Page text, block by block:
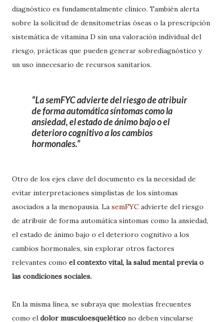
diagnóstico es fundamentalmente clínico. También alerta
sobre la solicitud de densitometrías óseas o la prescripción
sistemática de vitamina D sin una valoración individual del
riesgo, prácticas que pueden generar sobrediagnóstico y
un uso innecesario de recursos sanitarios.
La semFYC advierte del riesgo de atribuir
de forma automática síntomas como la
ansiedad, el estado de ánimo bajo o el
deterioro cognitivo a los cambios
hormonales.
Otro de los ejes clave del documento es la necesidad de
evitar interpretaciones simplistas de los síntomas
asociados a la menopausia. La semFYC advierte del riesgo
de atribuir de forma automática síntomas como la ansiedad,
el estado de ánimo bajo o el deterioro cognitivo a los
cambios hormonales, sin explorar otros factores
relevantes como el contexto vital, la salud mental previa o
las condiciones sociales.
En la misma línea, se subraya que molestias frecuentes
como el dolor musculoesquelético no deben vincularse